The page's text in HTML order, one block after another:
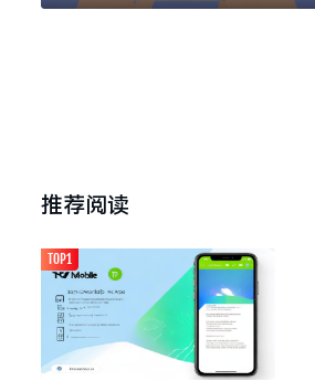
推荐阅读
TOP1